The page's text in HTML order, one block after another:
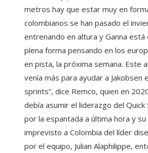
metros hay que estar muy en
colombianos se han pasado el
entrenando en altura y Ganna está
plena forma pensando en los
en pista, la próxima semana. Este
venía más para ayudar a Jakobsen
sprints”, dice Remco, quien en
debía asumir el liderazgo del Quick
por la espantada a última hora y su
imprevisto a Colombia del líder
por el equipo, Julian Alaphilippe,